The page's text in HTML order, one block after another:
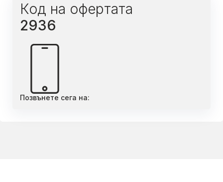
Код на офертата
2936
Позвънете сега на: